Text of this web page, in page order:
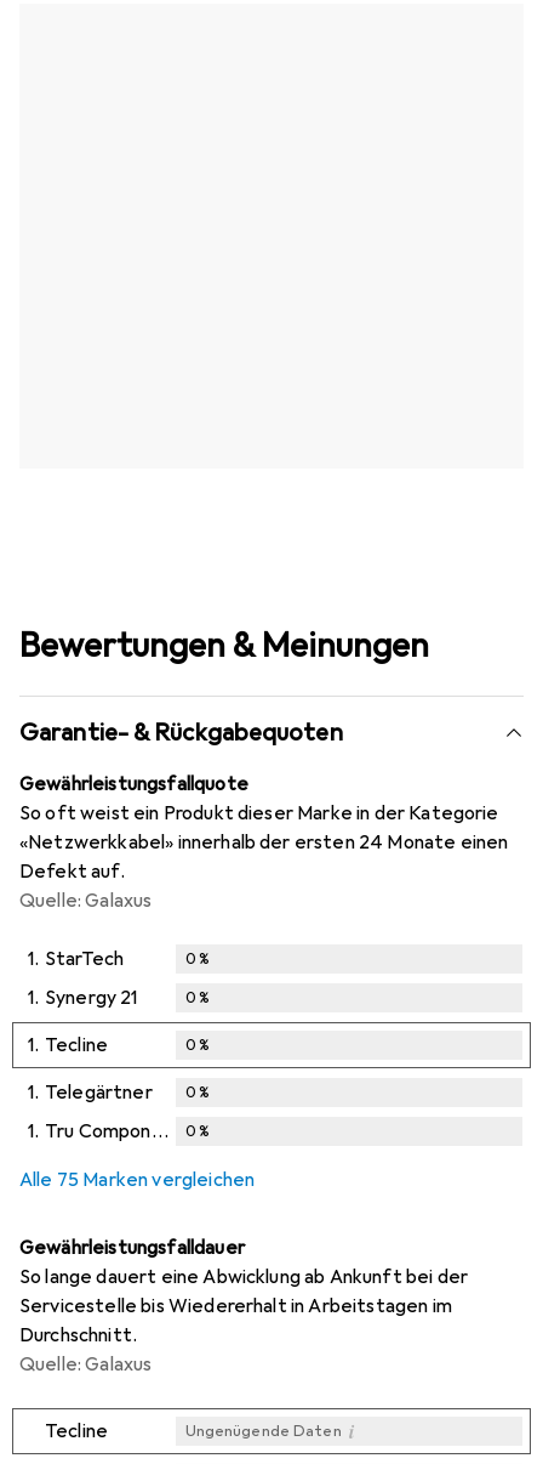
Bewertungen & Meinungen
Garantie- & Rückgabequoten
Gewährleistungsfallquote
So oft weist ein Produkt dieser Marke in der Kategorie
«Netzwerkkabel» innerhalb der ersten 24 Monate einen
Defekt auf.
Quelle: Galaxus
1. StarTech 0%
1. Synergy 21 0%
1. Tecline 0%
1. Telegärtner 0%
1. Tru Components 0%
Alle 75 Marken vergleichen
Gewährleistungsfalldauer
So lange dauert eine Abwicklung ab Ankunft bei der
Servicestelle bis Wiedererhalt in Arbeitstagen im
Durchschnitt.
Quelle: Galaxus
Tecline Ungenügende Daten i